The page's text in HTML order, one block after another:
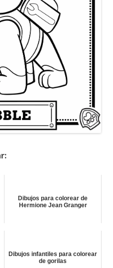
Dibujos para colorear de
Hermione Jean Granger
Dibujos infantiles para colorear
de gorilas